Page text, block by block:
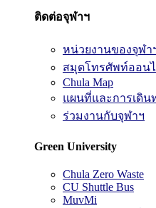
ติดต่อจุฬาฯ
หน่วยงานของจุฬา
สมุดโทรศัพท์ออน
Chula Map
แผนที่และการเดิน
ร่วมงานกับจุฬาฯ
Green University
Chula Zero Waste
CU Shuttle Bus
MuvMi